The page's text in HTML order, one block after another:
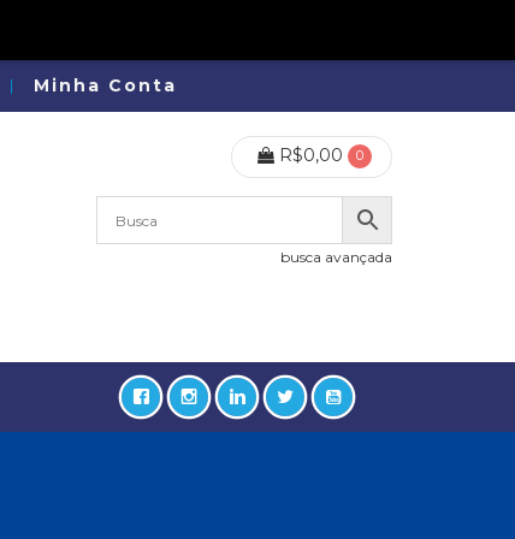
Minha Conta
R$0,00 0
busca avançada